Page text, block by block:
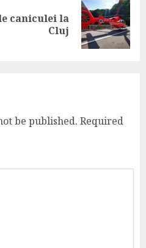
caniculei la
Cluj
be published. Required